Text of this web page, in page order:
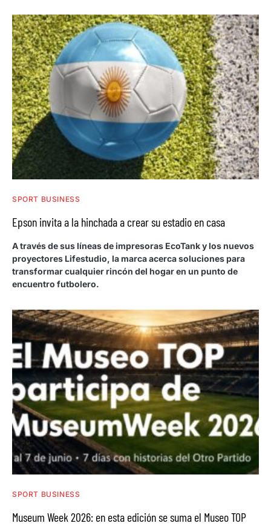
SPORT BUSINESS
Epson invita a la hinchada a crear su estadio en casa
A través de sus líneas de impresoras EcoTank y los nuevos
proyectores Lifestudio, la marca acerca soluciones para
transformar cualquier rincón del hogar en un punto de
encuentro futbolero.
SPORT BUSINESS
Museum Week 2026: en esta edición se suma el Museo TOP